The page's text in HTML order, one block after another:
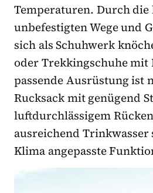
Temperaturen. Durch die
unbefestigten Wege und
sich als Schuhwerk
oder Trekkingschuhe mit
passende Ausrüstung ist
Rucksack mit genügend
luftdurchlässigem
ausreichend Trinkwasser
Klima angepasste